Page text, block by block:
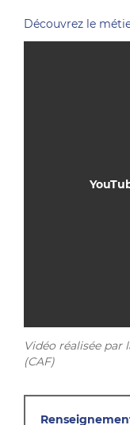
Découvrez le
Vidéo réalisée par
(CAF)